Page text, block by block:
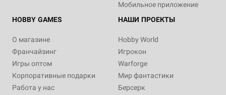
Мобильное приложение
HOBBY GAMES
О магазине
Франчайзинг
Игры оптом
Корпоративные подарки
Работа у нас
НАШИ ПРОЕКТЫ
Hobby World
Игрокон
Warforge
Мир фантастики
Берсерк